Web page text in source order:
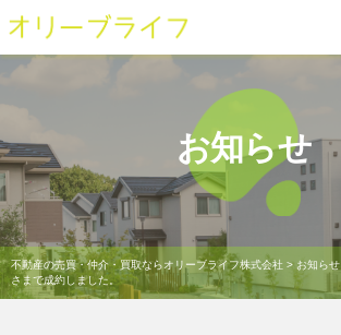
お知らせ
不動産の売買・仲介・買取ならオリーブライフ株式会社 > お知らせ
さまで成約しました。